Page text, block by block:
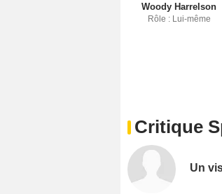
Woody Harrelson
Rôle : Lui-même
Critique
Un